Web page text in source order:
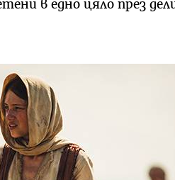
в едно цяло през